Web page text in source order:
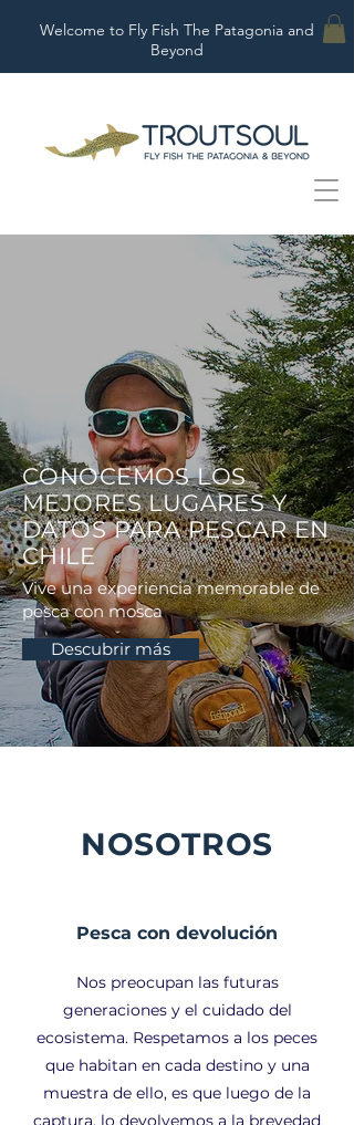
Welcome to Fly Fish The Patagonia and
Beyond
CONOCEMOS LOS
MEJORES LUGARES Y
DATOS PARA PESCAR EN
CHILE
Vive una experiencia memorable de
pesca con mosca
Descubrir más
NOSOTROS
Pesca con devolución
Nos preocupan las futuras
generaciones y el cuidado del
ecosistema. Respetamos a los peces
que habitan en cada destino y una
muestra de ello, es que luego de la
captura, lo devolvemos a la brevedad